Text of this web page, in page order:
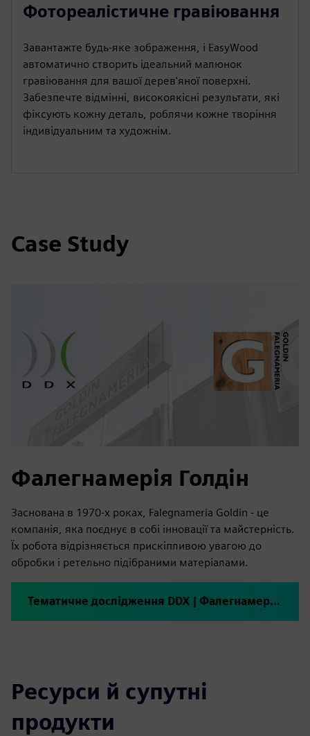
Фотореалістичне гравіювання
Завантажте будь-яке зображення, і EasyWood
автоматично створить ідеальний малюнок
гравіювання для вашої дерев'яної поверхні.
Забезпечте відмінні, високоякісні результати, які
фіксують кожну деталь, роблячи кожне творіння
індивідуальним та художнім.
Case Study
Фалегнамерія Голдін
Заснована в 1970-х роках, Falegnameria Goldin - це
компанія, яка поєднує в собі інновації та майстерність.
Їх робота відрізняється прискіпливою увагою до
обробки і ретельно підібраними матеріалами.
Тематичне дослідження DDX | Фалегнамерія Голдін
Ресурси й супутні
продукти